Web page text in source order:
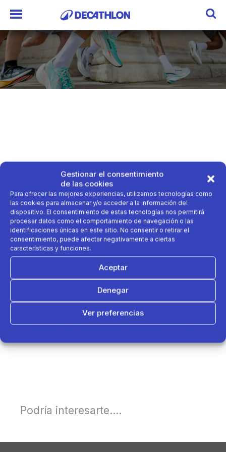
Gestionar el consentimiento
de las cookies
Para ofrecer las mejores experiencias, utilizamos tecnologías como
las cookies para almacenar y/o acceder a la información del
dispositivo. El consentimiento de estas tecnologías nos permitirá
procesar datos como el comportamiento de navegación o las
identificaciones únicas en este sitio. No consentir o retirar el
consentimiento, puede afectar negativamente a ciertas
características y funciones.
Aceptar
Denegar
Ver preferencias
Podría interesarte....